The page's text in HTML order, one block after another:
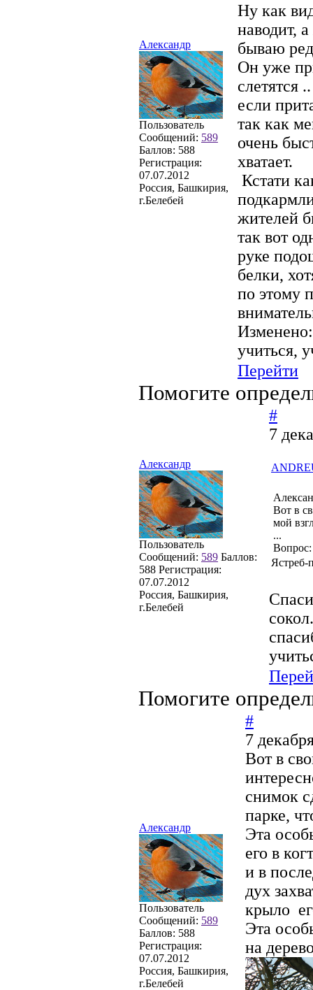
Александр
Пользователь
Сообщений: 589
Баллов: 588
Регистрация:
07.07.2012
Россия, Башкирия,
г.Белебей
Ну как
наводит,
бываю
Он уже
слетятся
если
так как
очень
хватает.
Кстати
жителей
так вот
руке
белки,
по этому
учиться,
Перейти
Помогите
Александр
Пользователь
Сообщений: 589 Баллов:
588 Регистрация:
07.07.2012
Россия, Башкирия,
г.Белебей
#
7
Вот в
мой
...
Вопрос:
Ястреб-
Помогите
Александр
Пользователь
Сообщений: 589
Баллов: 588
Регистрация:
07.07.2012
Россия, Башкирия,
г.Белебей
#
7
Вот в
снимок
парке,
Эта
его в
и в
дух
крыло
Эта
на